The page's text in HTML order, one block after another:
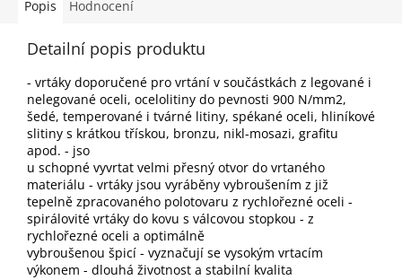
Popis Hodnocení
Detailní popis produktu
- vrtáky doporučené pro vrtání v součástkách z legované i
nelegované oceli, ocelolitiny do pevnosti 900 N/mm2,
šedé, temperované i tvárné litiny, spékané oceli, hliníkové
slitiny s krátkou třískou, bronzu, nikl-mosazi, grafitu
apod. - jso
u schopné vyvrtat velmi přesný otvor do vrtaného
materiálu - vrtáky jsou vyráběny vybroušením z již
tepelně zpracovaného polotovaru z rychlořezné oceli -
spirálovité vrtáky do kovu s válcovou stopkou - z
rychlořezné oceli a optimálně
vybroušenou špicí - vyznačují se vysokým vrtacím
výkonem - dlouhá životnost a stabilní kvalita